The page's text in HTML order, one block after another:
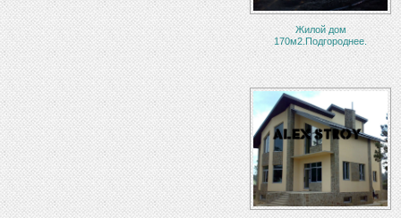
Жилой дом
170м2.Подгороднее.